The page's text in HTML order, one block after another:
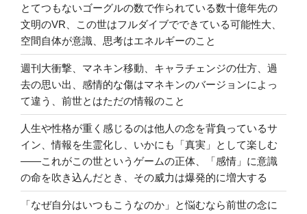
とてつもないゴーグルの数で作られている数十億年先の
文明のVR、この世はフルダイブでできている可能性大、
空間自体が意識、思考はエネルギーのこと
週刊大衝撃、マネキン移動、キャラチェンジの仕方、過
去の思い出、感情的な傷はマネキンのバージョンによっ
て違う、前世とはただの情報のこと
人生や性格が重く感じるのは他人の念を背負っているサ
イン、情報を生霊化し、いかにも「真実」として楽しむ
――これがこの世というゲームの正体、「感情」に意識
の命を吹き込んだとき、その威力は爆発的に増大する
「なぜ自分はいつもこうなのか」と悩むなら前世の念に